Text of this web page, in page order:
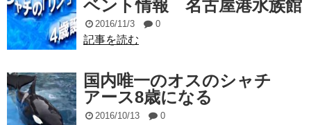
ベント情報 名古屋港水族館
2016/11/3 0
記事を読む
国内唯一のオスのシャチ
アース8歳になる
2016/10/13 0